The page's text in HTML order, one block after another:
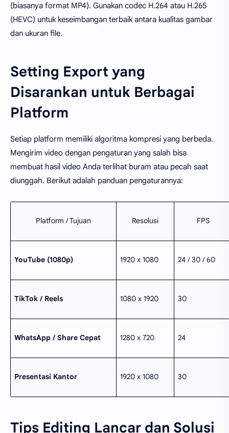
(biasanya format MP4). Gunakan codec H.264 atau H.265
(HEVC) untuk keseimbangan terbaik antara kualitas gambar
dan ukuran file.
Setting Export yang
Disarankan untuk Berbagai
Platform
Setiap platform memiliki algoritma kompresi yang berbeda.
Mengirim video dengan pengaturan yang salah bisa
membuat hasil video Anda terlihat buram atau pecah saat
diunggah. Berikut adalah panduan pengaturannya:
Platform / Tujuan Resolusi FPS
YouTube (1080p) 1920 x 1080 24 / 30 / 60
TikTok / Reels 1080 x 1920 30
WhatsApp / Share Cepat 1280 x 720 24
Presentasi Kantor 1920 x 1080 30
Tips Editing Lancar dan Solusi